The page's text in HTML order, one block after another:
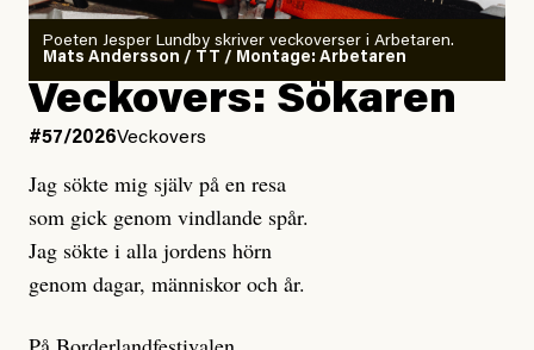
Poeten Jesper Lundby skriver veckoverser i Arbetaren.
Mats Andersson / TT / Montage: Arbetaren
Veckovers: Sökaren
#57/2026Veckovers
Jag sökte mig själv på en resa
som gick genom vindlande spår.
Jag sökte i alla jordens hörn
genom dagar, människor och år.